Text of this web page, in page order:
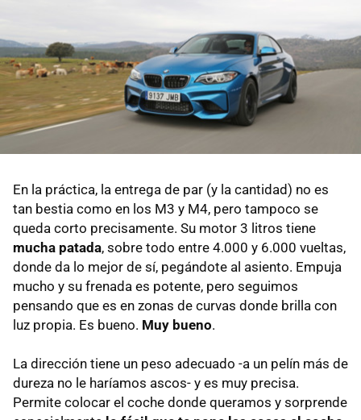
En la práctica, la entrega de par (y la cantidad) no es
tan bestia como en los M3 y M4, pero tampoco se
queda corto precisamente. Su motor 3 litros tiene
mucha patada, sobre todo entre 4.000 y 6.000 vueltas,
donde da lo mejor de sí, pegándote al asiento. Empuja
mucho y su frenada es potente, pero seguimos
pensando que es en zonas de curvas donde brilla con
luz propia. Es bueno. Muy bueno.
La dirección tiene un peso adecuado -a un pelín más de
dureza no le haríamos ascos- y es muy precisa.
Permite colocar el coche donde queramos y sorprende